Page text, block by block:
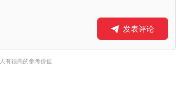
发表评论
有很高的参考价值